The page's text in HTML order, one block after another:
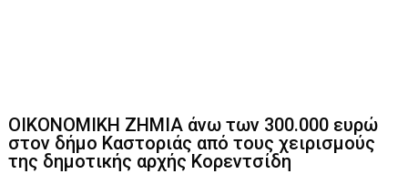
ΟΙΚΟΝΟΜΙΚΗ ΖΗΜΙΑ άνω των 300.000 ευρώ
στον δήμο Καστοριάς από τους χειρισμούς
της δημοτικής αρχής Κορεντσίδη